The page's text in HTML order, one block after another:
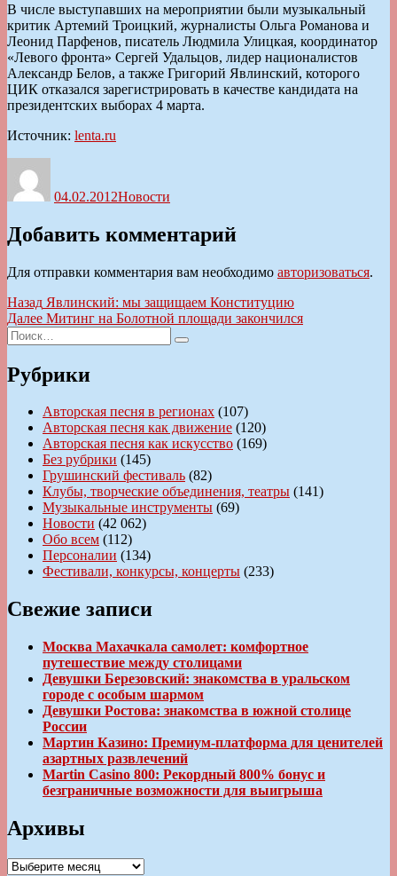
В числе выступавших на мероприятии были музыкальный
критик Артемий Троицкий, журналисты Ольга Романова и
Леонид Парфенов, писатель Людмила Улицкая, координатор
«Левого фронта» Сергей Удальцов, лидер националистов
Александр Белов, а также Григорий Явлинский, которого
ЦИК отказался зарегистрировать в качестве кандидата на
президентских выборах 4 марта.
Источник: lenta.ru
04.02.2012Новости
Добавить комментарий
Для отправки комментария вам необходимо авторизоваться.
Навигация
по
записям
Назад Предыдущая
запись:
Явлинский: мы защищаем Конституцию
Далее Следующая
Митинг на Болотной площади закончился
Искать:
Поиск
Рубрики
Авторская песня в регионах (107)
Авторская песня как движение (120)
Авторская песня как искусство (169)
Без рубрики (145)
Грушинский фестиваль (82)
Клубы, творческие объединения, театры (141)
Музыкальные инструменты (69)
Новости (42 062)
Обо всем (112)
Персоналии (134)
Фестивали, конкурсы, концерты (233)
Свежие записи
Москва Махачкала самолет: комфортное
путешествие между столицами
Девушки Березовский: знакомства в уральском
городе с особым шармом
Девушки Ростова: знакомства в южной столице
России
Мартин Казино: Премиум-платформа для ценителей
азартных развлечений
Martin Casino 800: Рекордный 800% бонус и
безграничные возможности для выигрыша
Архивы
Архивы